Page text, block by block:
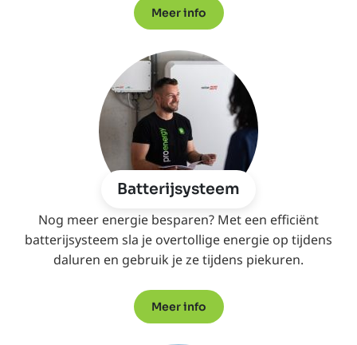
Meer info
Batterijsysteem
Nog meer energie besparen? Met een efficiënt
batterijsysteem sla je overtollige energie op tijdens
daluren en gebruik je ze tijdens piekuren.
Meer info